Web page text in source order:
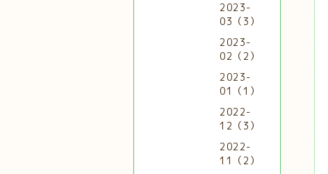
2023-
03（3）
2023-
02（2）
2023-
01（1）
2022-
12（3）
2022-
11（2）